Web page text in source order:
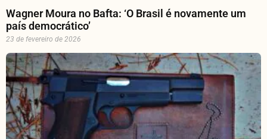
Wagner Moura no Bafta: ‘O Brasil é novamente um
país democrático’
23 de fevereiro de 2026